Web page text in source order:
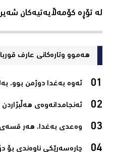
لە تۆڕە کۆمەڵایەتیەکان
هەموو وتارەکانی عارف
ئەوە بەغدا دوژمن بوو،
ئەنجامدانەوەى
وەعدى بەغدا، هەر
چارەسەرێکى ناوەندى